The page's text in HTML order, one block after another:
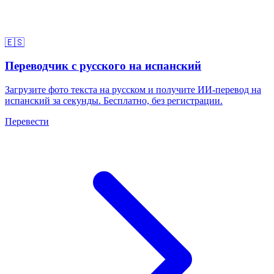
🇪🇸
Переводчик с русского на испанский
Загрузите фото текста на русском и получите ИИ-перевод на
испанский за секунды. Бесплатно, без регистрации.
Перевести